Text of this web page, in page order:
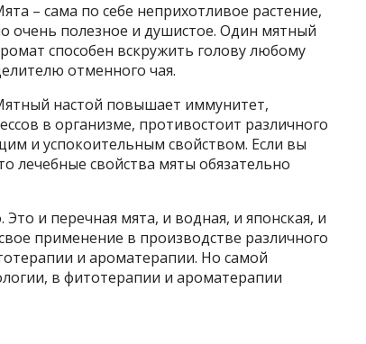
– сама по себе неприхотливое растение,
очень полезное и душистое. Один мятный
способен вскружить голову любому
отменного чая.
настой повышает иммунитет,
в организме, противостоит различного
и успокоительным свойством. Если вы
лечебные свойства мяты обязательно
и перечная мята, и водная, и японская, и
применение в производстве различного
и ароматерапии. Но самой
в фитотерапии и ароматерапии